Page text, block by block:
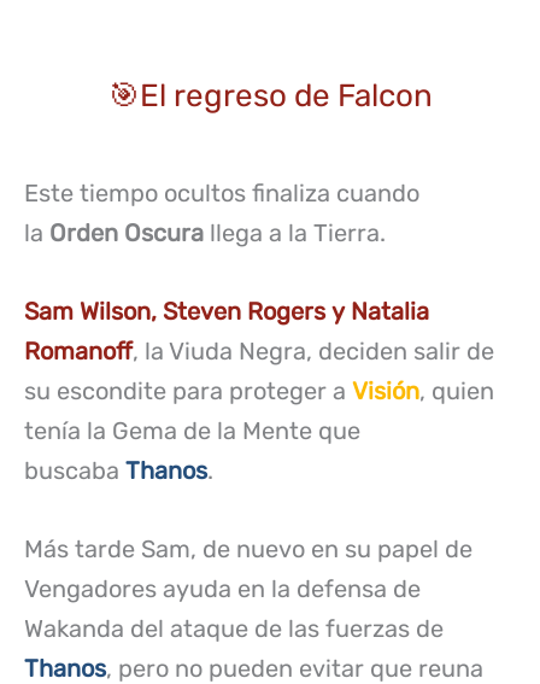
🎯El regreso de Falcon
Este tiempo ocultos finaliza cuando
la Orden Oscura llega a la Tierra.
Sam Wilson, Steven Rogers y Natalia
Romanoff, la Viuda Negra, deciden salir de
su escondite para proteger a Visión, quien
tenía la Gema de la Mente que
buscaba Thanos.
Más tarde Sam, de nuevo en su papel de
Vengadores ayuda en la defensa de
Wakanda del ataque de las fuerzas de
Thanos, pero no pueden evitar que reuna